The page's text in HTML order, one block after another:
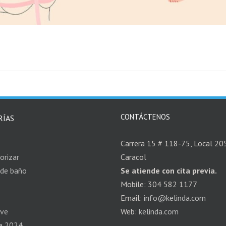
baño
CONTÁCTENOS
Carrera 15 # 118-75, Local
Caracol
Se atiende con cita previa.
Mobile: 304 582 1177
Email: info@kelinda.com
Web: kelinda.com